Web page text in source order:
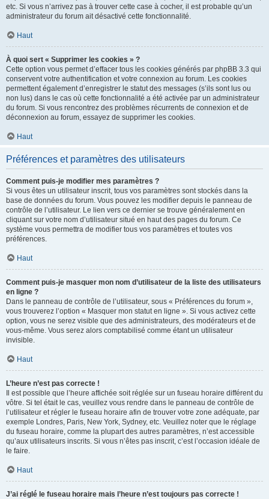
etc. Si vous n’arrivez pas à trouver cette case à cocher, il est probable qu’un
administrateur du forum ait désactivé cette fonctionnalité.
Haut
À quoi sert « Supprimer les cookies » ?
Cette option vous permet d’effacer tous les cookies générés par phpBB 3.3 qui
conservent votre authentification et votre connexion au forum. Les cookies
permettent également d’enregistrer le statut des messages (s’ils sont lus ou
non lus) dans le cas où cette fonctionnalité a été activée par un administrateur
du forum. Si vous rencontrez des problèmes récurrents de connexion et de
déconnexion au forum, essayez de supprimer les cookies.
Haut
Préférences et paramètres des utilisateurs
Comment puis-je modifier mes paramètres ?
Si vous êtes un utilisateur inscrit, tous vos paramètres sont stockés dans la
base de données du forum. Vous pouvez les modifier depuis le panneau de
contrôle de l’utilisateur. Le lien vers ce dernier se trouve généralement en
cliquant sur votre nom d’utilisateur situé en haut des pages du forum. Ce
système vous permettra de modifier tous vos paramètres et toutes vos
préférences.
Haut
Comment puis-je masquer mon nom d’utilisateur de la liste des utilisateurs
en ligne ?
Dans le panneau de contrôle de l’utilisateur, sous « Préférences du forum »,
vous trouverez l’option « Masquer mon statut en ligne ». Si vous activez cette
option, vous ne serez visible que des administrateurs, des modérateurs et de
vous-même. Vous serez alors comptabilisé comme étant un utilisateur
invisible.
Haut
L’heure n’est pas correcte !
Il est possible que l’heure affichée soit réglée sur un fuseau horaire différent du
vôtre. Si tel était le cas, veuillez vous rendre dans le panneau de contrôle de
l’utilisateur et régler le fuseau horaire afin de trouver votre zone adéquate, par
exemple Londres, Paris, New York, Sydney, etc. Veuillez noter que le réglage
du fuseau horaire, comme la plupart des autres paramètres, n’est accessible
qu’aux utilisateurs inscrits. Si vous n’êtes pas inscrit, c’est l’occasion idéale de
le faire.
Haut
J’ai réglé le fuseau horaire mais l’heure n’est toujours pas correcte !